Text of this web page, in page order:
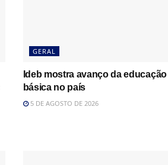
GERAL
Ideb mostra avanço da educação
básica no país
5 DE AGOSTO DE 2026